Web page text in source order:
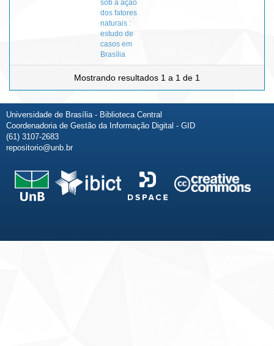
sob a ação
dos fatores
naturais :
estudo de
casos em
Brasília
Mostrando resultados 1 a 1 de 1
Universidade de Brasília - Biblioteca Central
Coordenadoria de Gestão da Informação Digital - GID
(61) 3107-2683
repositorio@unb.br